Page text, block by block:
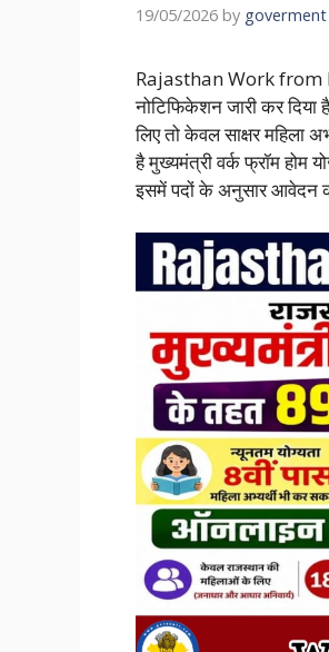
19/05/2026 by
Rajasthan Work from
नोटिफिकेशन जारी कर दिया
लिए तो केवल साक्षर महिला
है मुख्यमंत्री वर्क फ्रॉम होम
इसमें पदों के अनुसार आवेदन